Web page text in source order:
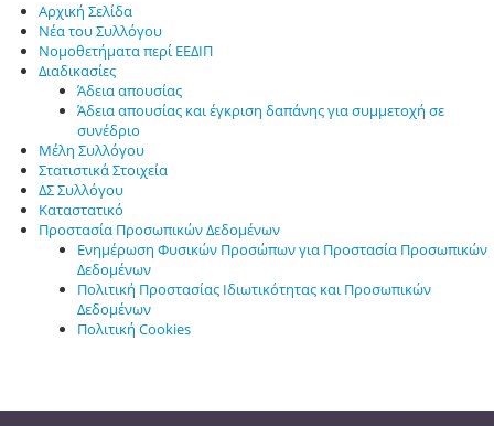
Αρχική Σελίδα
Νέα του Συλλόγου
Νομοθετήματα περί ΕΕΔΙΠ
Διαδικασίες
Άδεια απουσίας
Άδεια απουσίας και έγκριση δαπάνης για συμμετοχή σε
συνέδριο
Μέλη Συλλόγου
Στατιστικά Στοιχεία
ΔΣ Συλλόγου
Καταστατικό
Προστασία Προσωπικών Δεδομένων
Ενημέρωση Φυσικών Προσώπων για Προστασία Προσωπικών
Δεδομένων
Πολιτική Προστασίας Ιδιωτικότητας και Προσωπικών
Δεδομένων
Πολιτική Cookies